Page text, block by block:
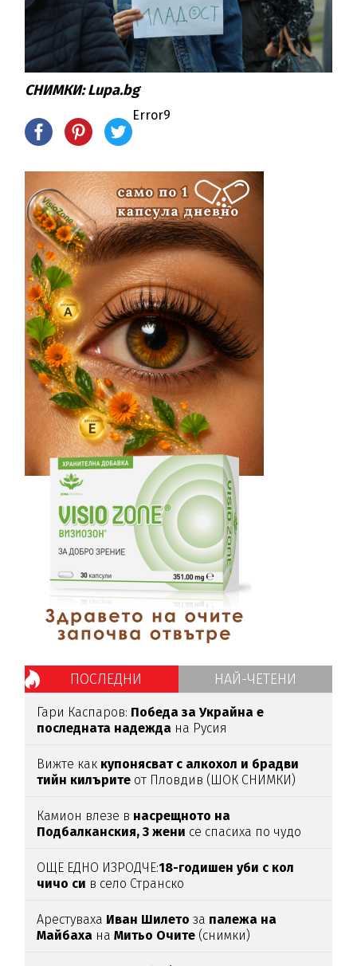
СНИМКИ: Lupa.bg
Error9
ПОСЛЕДНИ НАЙ-ЧЕТЕНИ
Гари Каспаров: Победа за Украйна е
последната надежда на Русия
Вижте как купонясват с алкохол и брадви
тийн килърите от Пловдив (ШОК СНИМКИ)
Камион влезе в насрещното на
Подбалканския, 3 жени се спасиха по чудо
ОЩЕ ЕДНО ИЗРОДЧЕ:18-годишен уби с кол
чичо си в село Странско
Арестуваха Иван Шилетоза палежа на
Майбаха наМитьо Очите (снимки)